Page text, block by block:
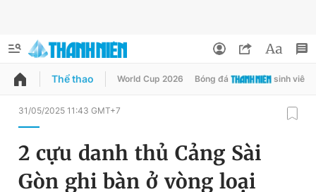
QUẢNG CÁO ĐẶT BÁO
Chuyên mục
Đổi mật khẩu
Thể thao World Cup 2026 Bóng đá sinh viên
31/05/2025 11:43 GMT+7
2 cựu danh thủ Cảng Sài
Gòn ghi bàn ở vòng loại